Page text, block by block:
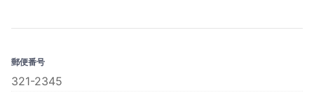
郵便番号
321-2345